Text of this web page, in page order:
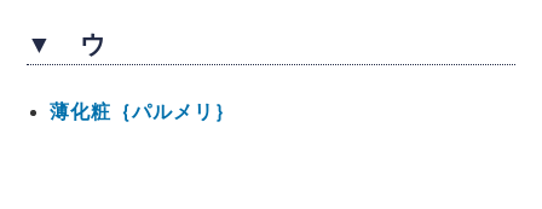
▼ ウ
薄化粧｛パルメリ｝